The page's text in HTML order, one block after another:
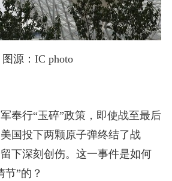
图源：IC photo
奉行“玉碎”政策，即使战至最后
国投下两颗原子弹终结了战
下深刻创伤。这一事件是如何
节”的？